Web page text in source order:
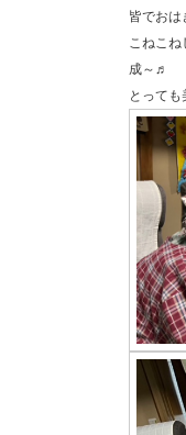
皆でおは
こねこね
成～♬
とっても